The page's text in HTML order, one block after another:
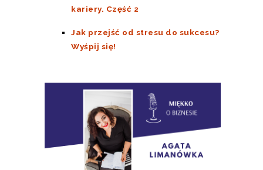
kariery. Część 2
Jak przejść od stresu do sukcesu?
Wyśpij się!